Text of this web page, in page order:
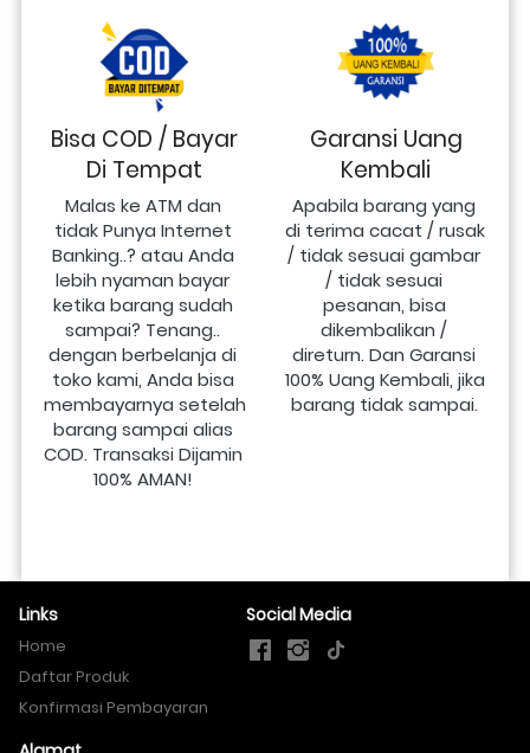
Bisa COD / Bayar
Di Tempat
Malas ke ATM dan
tidak Punya Internet
Banking..? atau Anda
lebih nyaman bayar
ketika barang sudah
sampai? Tenang..
dengan berbelanja di
toko kami, Anda bisa
membayarnya setelah
barang sampai alias
COD. Transaksi Dijamin
100% AMAN!
Garansi Uang
Kembali
Apabila barang yang
di terima cacat / rusak
/ tidak sesuai gambar
/ tidak sesuai
pesanan, bisa
dikembalikan /
direturn. Dan Garansi
100% Uang Kembali, jika
barang tidak sampai.
Links
Home
Daftar Produk
Konfirmasi Pembayaran
Social Media